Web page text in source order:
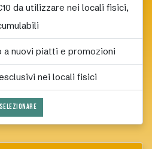
da utilizzare nei locali fisici,
nuovi piatti e promozioni
nei locali fisici
SELEZIONARE